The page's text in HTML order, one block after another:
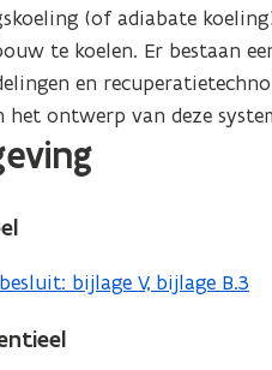
(of adiabate
te koelen. Er bestaan
en
het ontwerp van deze
bijlage V, bijlage B.3